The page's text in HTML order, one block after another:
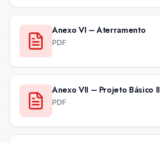
Anexo VI – Aterramento
PDF
Anexo VII – Projeto Básico II
PDF